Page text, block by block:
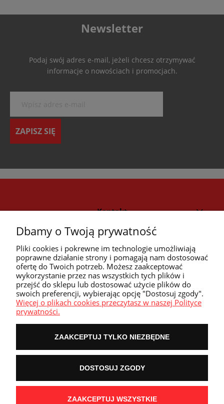
Newsletter
Podaj swój adres e-mail, jeżeli chcesz otrzymywać
informacje o nowościach i promocjach.
ZAPISZ SIĘ
Strefa klienta
Przyczółek
Przydatne linki
Kontakt
POKAŻ PEŁNĄ WERSJĘ STRONY
NASZE ODZNAKI
wyróżnienia są przyznawane przez
Dbamy o Twoją prywatność
Pliki cookies i pokrewne im technologie umożliwiają
poprawne działanie strony i pomagają nam dostosować
ofertę do Twoich potrzeb. Możesz zaakceptować
wykorzystanie przez nas wszystkich tych plików i
przejść do sklepu lub dostosować użycie plików do
swoich preferencji, wybierając opcję "Dostosuj zgody".
Więcej o plikach cookies przeczytasz w naszej Polityce
prywatności.
ZAAKCEPTUJ TYLKO NIEZBĘDNE
DOSTOSUJ ZGODY
ZAAKCEPTUJ WSZYSTKIE